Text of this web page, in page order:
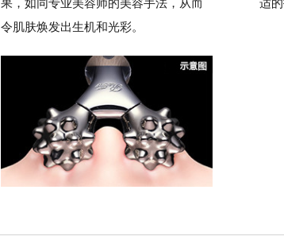
果，如同专业美容师的美容手法，从而
令肌肤焕发出生机和光彩。
适